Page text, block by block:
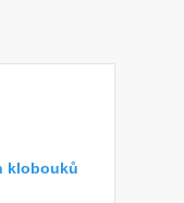
klobouků